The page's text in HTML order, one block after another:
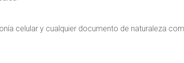
celular y cualquier documento de naturaleza